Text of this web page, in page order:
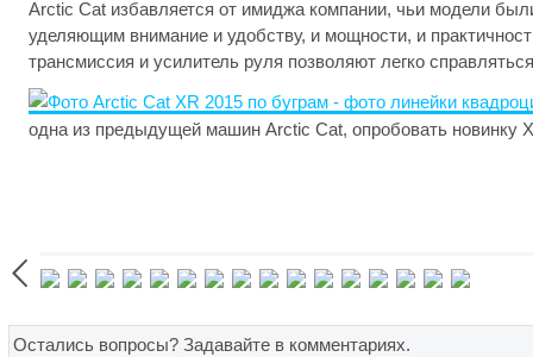
Arctic Cat избавляется от имиджа компании, чьи модели
уделяющим внимание и удобству, и мощности, и
трансмиссия и усилитель руля позволяют легко
одна из предыдущей машин Arctic Cat, опробовать новинку

Остались вопросы? Задавайте в комментариях.